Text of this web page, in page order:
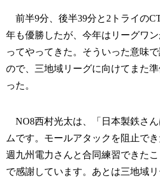
前半9分、後半39分と2トライの
年も優勝したが、今年はリーグワ
ってやってきた。そういった意味
ので、三地域リーグに向けてまた
った。
NO8西村光太は、「日本製鉄さ
ムです。モールアタックを阻止で
週九州電力さんと合同練習できた
で感謝しています。あとは三地域